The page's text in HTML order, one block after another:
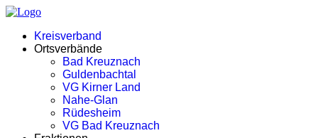
Kreisverband
Ortsverbände
Bad Kreuznach
Guldenbachtal
VG Kirner Land
Nahe-Glan
Rüdesheim
VG Bad Kreuznach